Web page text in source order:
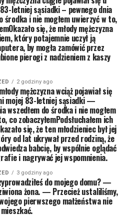
letniej sąsiadki – pewnego dnia
środka i nie mogłem uwierzyć w to,
się, że młody mężczyzna
który potajemnie uczył ją
by mogła zamówić przez
pierogi z nadzieniem z kaszy
2 godziny ago
mężczyzna wciąż pojawiał się
mojej 83-letniej sąsiadki —
wszedłem do środka i nie mogłem
co zobaczyłemPodsłuchałem ich
się, że ten młodzieniec był jej
od lat ukrywał przed rodziną, że
babcię, by wspólnie oglądać
i nagrywać jej wspomnienia.
3 godziny ago
do mojego domu? —
żona. — Przecież ustaliliśmy,
pierwszego małżeństwa nie